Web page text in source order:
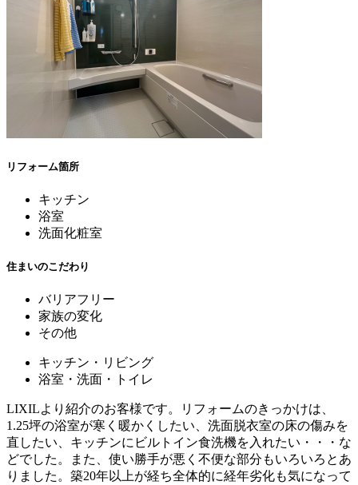
リフォーム箇所
キッチン
浴室
洗面化粧室
住まいのこだわり
バリアフリー
家族の変化
その他
キッチン・リビング
浴室・洗面・トイレ
LIXILより紹介のお客様です。リフォームのきっかけは、
1.25坪の浴室が寒く暖かくしたい、洗面脱衣室の床の傷みを
直したい、キッチンにビルトイン食洗機を入れたい・・・な
どでした。また、使い勝手が悪く不便な部分もいろいろとあ
りました。築20年以上が経ち全体的に経年劣化も気になって